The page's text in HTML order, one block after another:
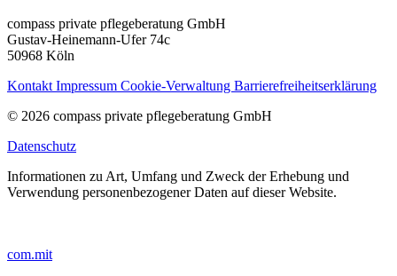
compass private pflegeberatung GmbH
Gustav-Heinemann-Ufer 74c
50968 Köln
Kontakt Impressum Cookie-Verwaltung Barrierefreiheitserklärung
© 2026 compass private pflegeberatung GmbH
Datenschutz
Informationen zu Art, Umfang und Zweck der Erhebung und
Verwendung personenbezogener Daten auf dieser Website.
com.mit